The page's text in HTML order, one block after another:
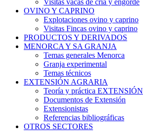
OVINO Y CAPRINO
Explotaciones ovino y caprino
Visitas Fincas ovino y caprino
PRODUCTOS Y DERIVADOS
MENORCA Y SA GRANJA
Temas generales Menorca
Granja experimental
Temas técnicos
EXTENSIÓN AGRARIA
Teoría y práctica EXTENSIÓN
Documentos de Extensión
Extensionistas
Referencias bibliográficas
OTROS SECTORES